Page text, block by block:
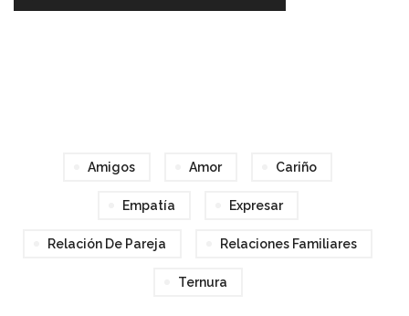
de
Amigos Amor Cariño
Empatía Expresar
Relación De Pareja Relaciones Familiares
Ternura